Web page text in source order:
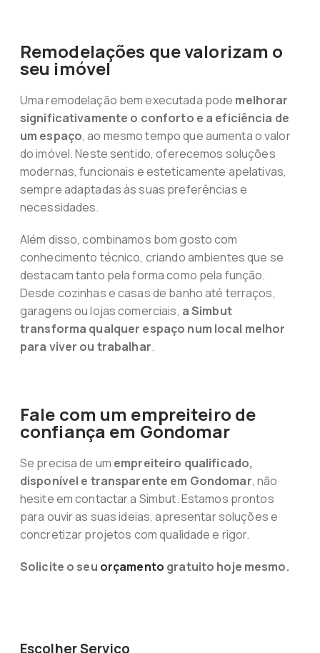
Remodelações que valorizam o
seu imóvel
Uma remodelação bem executada pode melhorar
significativamente o conforto e a eficiência de
um espaço, ao mesmo tempo que aumenta o valor
do imóvel. Neste sentido, oferecemos soluções
modernas, funcionais e esteticamente apelativas,
sempre adaptadas às suas preferências e
necessidades.
Além disso, combinamos bom gosto com
conhecimento técnico, criando ambientes que se
destacam tanto pela forma como pela função.
Desde cozinhas e casas de banho até terraços,
garagens ou lojas comerciais, a Simbut
transforma qualquer espaço num local melhor
para viver ou trabalhar.
Fale com um empreiteiro de
confiança em Gondomar
Se precisa de um empreiteiro qualificado,
disponível e transparente em Gondomar, não
hesite em contactar a Simbut. Estamos prontos
para ouvir as suas ideias, apresentar soluções e
concretizar projetos com qualidade e rigor.
Solicite o seu orçamento gratuito hoje mesmo.
Escolher Serviço